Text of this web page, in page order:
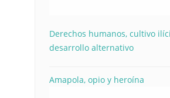
Derechos humanos, cultivo
desarrollo alternativo
Amapola, opio y heroína